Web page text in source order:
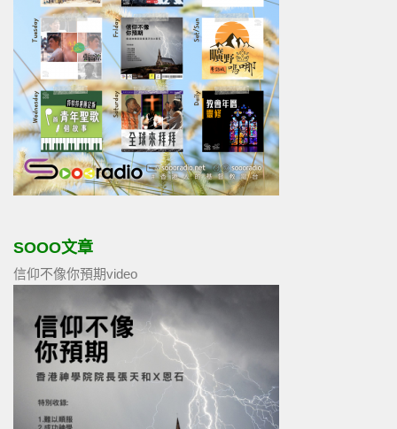
SOOO文章
信仰不像你預期video